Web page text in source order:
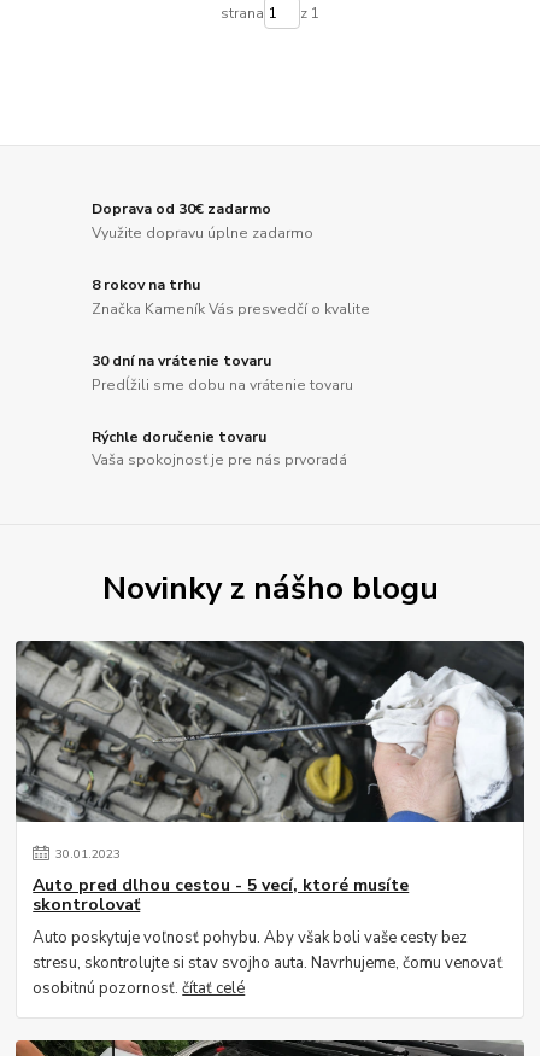
strana z 1
Doprava od 30€ zadarmo
Využite dopravu úplne zadarmo
8 rokov na trhu
Značka Kameník Vás presvedčí o kvalite
30 dní na vrátenie tovaru
Predĺžili sme dobu na vrátenie tovaru
Rýchle doručenie tovaru
Vaša spokojnosť je pre nás prvoradá
Novinky z nášho blogu
30.01.2023
Auto pred dlhou cestou - 5 vecí, ktoré musíte
skontrolovať
Auto poskytuje voľnosť pohybu. Aby však boli vaše cesty bez
stresu, skontrolujte si stav svojho auta. Navrhujeme, čomu venovať
osobitnú pozornosť.čítať celé